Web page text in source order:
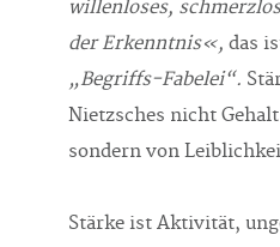
willenloses,
der Erkenntnis«,das
„Begriffs-Fabelei“.
Nietzsches nicht
sondern von
Stärke ist Aktivität,